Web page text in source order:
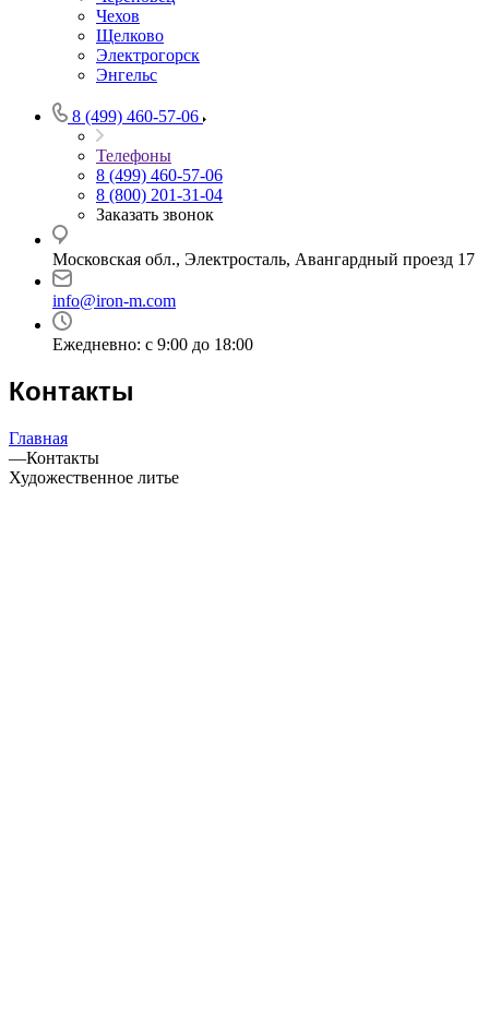
Чехов
Щелково
Электрогорск
Энгельс
8 (499) 460-57-06
Телефоны
8 (499) 460-57-06
8 (800) 201-31-04
Заказать звонок
Московская обл., Электросталь, Авангардный проезд 17
info@iron-m.com
Ежедневно: с 9:00 до 18:00
Контакты
Главная
—Контакты
Художественное литье